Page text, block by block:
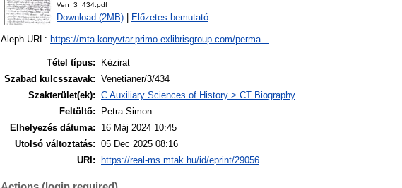
Ven_3_434.pdf
Download (2MB) Előzetes bemutató
Aleph URL: https://mta-konyvtar.primo.exlibrisgroup.com/perma...
Tétel típus:
Kézirat
Szabad kulcsszavak: Venetianer/3/434
Szakterület(ek): C Auxiliary Sciences of History > CT Biography
Feltöltő:
Petra Simon
Elhelyezés dátuma:
16 Máj 2024 10:45
Utolsó változtatás: 05 Dec 2025 08:16
URI:
https://real-ms.mtak.hu/id/eprint/29056